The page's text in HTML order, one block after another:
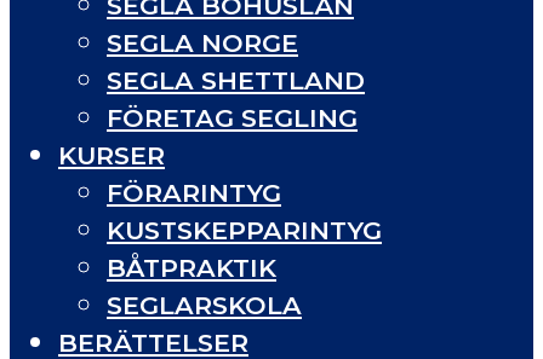
SEGLA NORGE
SEGLA SHETTLAND
FÖRETAG SEGLING
KURSER
FÖRARINTYG
KUSTSKEPPARINTYG
BÅTPRAKTIK
SEGLARSKOLA
BERÄTTELSER